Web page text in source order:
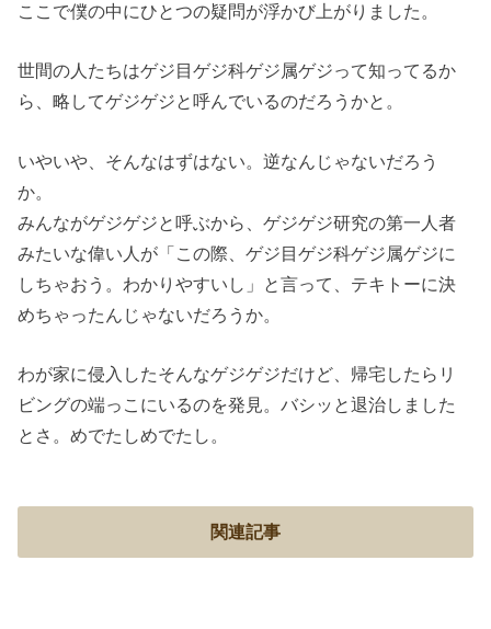
ここで僕の中にひとつの疑問が浮かび上がりました。
世間の人たちはゲジ目ゲジ科ゲジ属ゲジって知ってるか
ら、略してゲジゲジと呼んでいるのだろうかと。
いやいや、そんなはずはない。逆なんじゃないだろう
か。
みんながゲジゲジと呼ぶから、ゲジゲジ研究の第一人者
みたいな偉い人が「この際、ゲジ目ゲジ科ゲジ属ゲジに
しちゃおう。わかりやすいし」と言って、テキトーに決
めちゃったんじゃないだろうか。
わが家に侵入したそんなゲジゲジだけど、帰宅したらリ
ビングの端っこにいるのを発見。バシッと退治しました
とさ。めでたしめでたし。
関連記事